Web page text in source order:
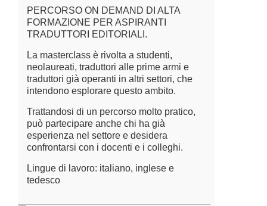
PERCORSO ON DEMAND DI ALTA
FORMAZIONE PER ASPIRANTI
TRADUTTORI EDITORIALI.
La masterclass è rivolta a studenti,
neolaureati, traduttori alle prime armi e
traduttori già operanti in altri settori, che
intendono esplorare questo ambito.
Trattandosi di un percorso molto pratico,
può partecipare anche chi ha già
esperienza nel settore e desidera
confrontarsi con i docenti e i colleghi.
Lingue di lavoro: italiano, inglese e
tedesco